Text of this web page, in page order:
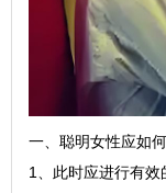
一、聪明女性应如
1、此时应进行有